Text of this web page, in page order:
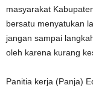
masyarakat
bersatu menyatukan
jangan sampai
oleh karena kurang
Panitia kerja (Panja)